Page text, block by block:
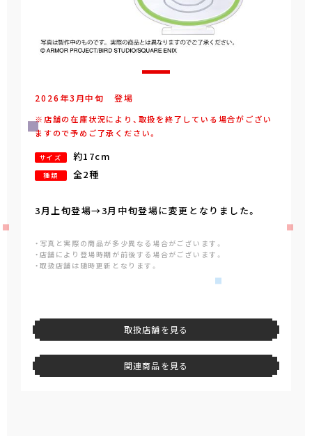
2026年3 月中旬 登場
※店舗の在庫状況により、取扱を終了している場合がござい
ますので予めご了承ください。
サイズ 約17cm
種類 全2種
3月上旬登場→3月中旬登場に変更となりました。
・写真と実際の商品が多少異なる場合がございます。
・店舗により登場時期が前後する場合がございます。
・取扱店舗は随時更新となります。
取扱店舗を見る
関連商品を見る